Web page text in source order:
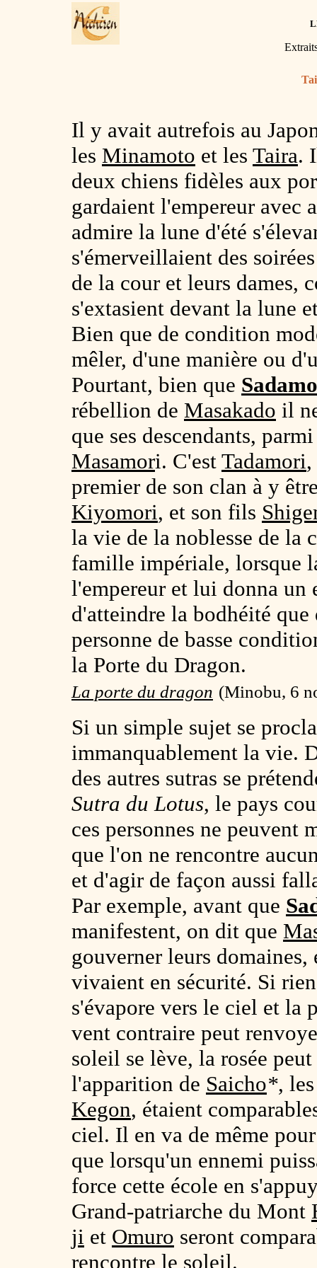
Il y avait autrefois au
les Minamoto et les Taira.
deux chiens fidèles aux
gardaient l'empereur avec
admire la lune d'été
s'émerveillaient des
de la cour et leurs dames,
s'extasient devant la lune
Bien que de condition
mêler, d'une manière ou
Pourtant, bien que
rébellion de Masakado il
que ses descendants,
Masamori. C'est Tadamori
premier de son clan à y
Kiyomori, et son fils
la vie de la noblesse de la
famille impériale, lorsque
l'empereur et lui donna un
d'atteindre la bodhéité
personne de basse
la Porte du Dragon.
La porte du dragon (Minobu, 6
Si un simple sujet se
immanquablement la vie.
des autres sutras se
Sutra du Lotus, le pays
ces personnes ne peuvent
que l'on ne rencontre
et d'agir de façon aussi
Par exemple, avant que
manifestent, on dit que
gouverner leurs domaines,
vivaient en sécurité. Si
s'évapore vers le ciel et la
vent contraire peut
soleil se lève, la rosée
l'apparition de Saicho*,
Kegon, étaient
ciel. Il en va de même
que lorsqu'un ennemi
force cette école en
Grand-patriarche du Mont
ji et Omuro seront
rencontre le soleil.